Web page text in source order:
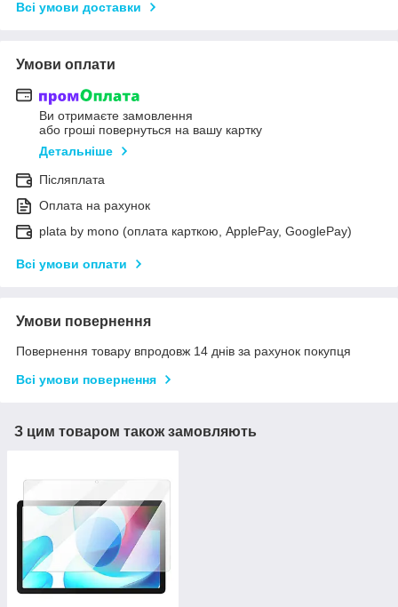
Всі умови доставки
Умови оплати
Ви отримаєте замовлення
або гроші повернуться на вашу картку
Детальніше
Післяплата
Оплата на рахунок
plata by mono (оплата карткою, ApplePay, GooglePay)
Всі умови оплати
Умови повернення
Повернення товару впродовж 14 днів за рахунок покупця
Всі умови повернення
З цим товаром також замовляють